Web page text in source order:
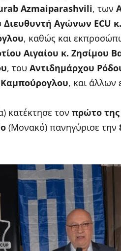
Azmaiparashvili, των
Διευθυντή Αγώνων ECU
, καθώς και
Αιγαίου κ. Ζησίμου
, του Αντιδημάρχου
, και άλλων
κατέκτησε τον πρώτο της
(Μονακό) πανηγύρισε την